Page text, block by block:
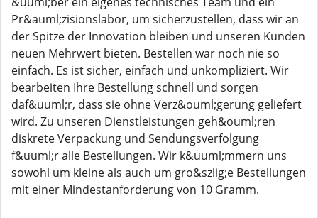
Pr&auml;zisionslabor, um sicherzustellen, dass wir an
der Spitze der Innovation bleiben und unseren Kunden
neuen Mehrwert bieten. Bestellen war noch nie so
einfach. Es ist sicher, einfach und unkompliziert. Wir
bearbeiten Ihre Bestellung schnell und sorgen
daf&uuml;r, dass sie ohne Verz&ouml;gerung geliefert
wird. Zu unseren Dienstleistungen geh&ouml;ren
diskrete Verpackung und Sendungsverfolgung
f&uuml;r alle Bestellungen. Wir k&uuml;mmern uns
sowohl um kleine als auch um gro&szlig;e Bestellungen
mit einer Mindestanforderung von 10 Gramm.